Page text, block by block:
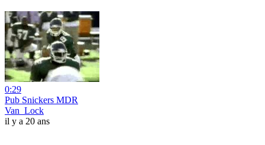
0:29
Pub Snickers MDR
Van_Lock
il y a 20 ans